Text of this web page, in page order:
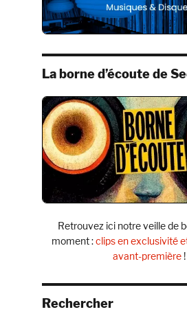
La borne d’écoute de
Retrouvez ici notre veille de
moment :clips en exclusivité
avant-première!
Rechercher